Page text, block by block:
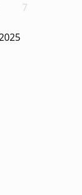
7